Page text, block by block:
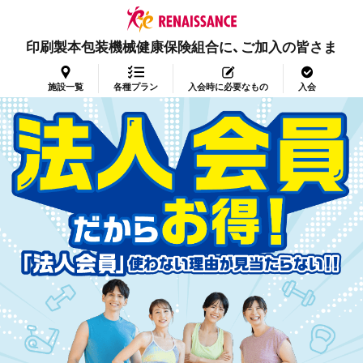
印刷製本包装機械健康保険組合に、ご加入の皆さま
施設一覧 各種プラン 入会時に必要なもの 入会